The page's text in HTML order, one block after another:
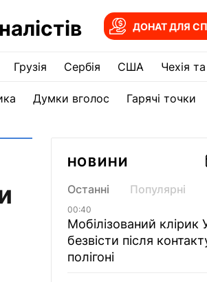
ДОНАТ ДЛЯ
Грузія Сербія США Чехія
Думки вголос Гарячі точки
НОВИНИ
Останні Популярні
00:40
Мобілізований клірик
безвісти після
полігоні